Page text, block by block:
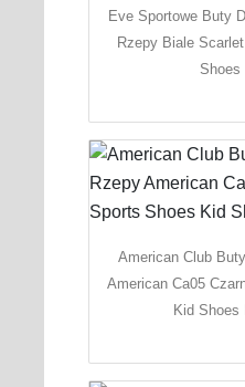
Eve Sportowe Buty
Rzepy Biale
Shoes
American Club
American Ca05
Kid Shoes